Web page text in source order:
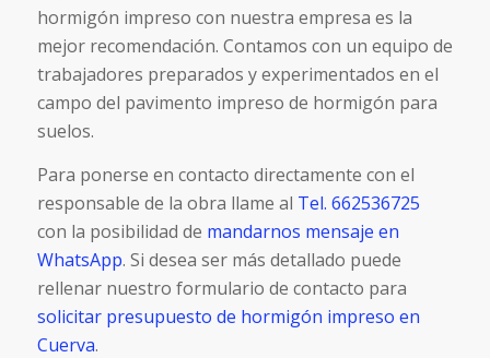
hormigón impreso con nuestra empresa es la
mejor recomendación. Contamos con un equipo de
trabajadores preparados y experimentados en el
campo del pavimento impreso de hormigón para
suelos.
Para ponerse en contacto directamente con el
responsable de la obra llame al Tel. 662536725
con la posibilidad de mandarnos mensaje en
WhatsApp. Si desea ser más detallado puede
rellenar nuestro formulario de contacto para
solicitar presupuesto de hormigón impreso en
Cuerva.